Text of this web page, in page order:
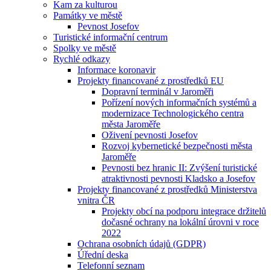
Kam za kulturou
Památky ve městě
Pevnost Josefov
Turistické informační centrum
Spolky ve městě
Rychlé odkazy
Informace koronavir
Projekty financované z prostředků EU
Dopravní terminál v Jaroměři
Pořízení nových informačních systémů a
modernizace Technologického centra
města Jaroměře
Oživení pevnosti Josefov
Rozvoj kybernetické bezpečnosti města
Jaroměře
Pevnosti bez hranic II: Zvýšení turistické
atraktivnosti pevnosti Kladsko a Josefov
Projekty financované z prostředků Ministerstva
vnitra ČR
Projekty obcí na podporu integrace držitelů
dočasné ochrany na lokální úrovni v roce
2022
Ochrana osobních údajů (GDPR)
Úřední deska
Telefonní seznam